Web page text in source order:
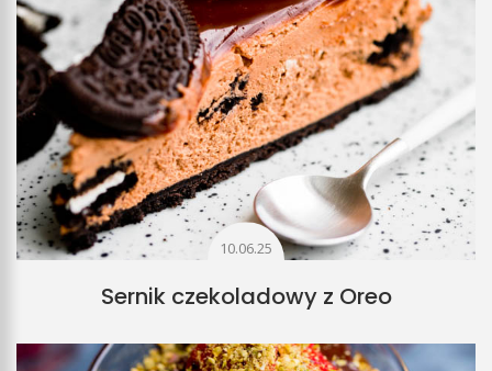
10.06.25
Sernik czekoladowy z Oreo